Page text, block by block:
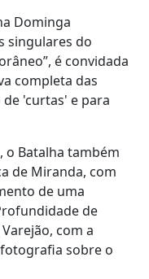
Dominga
singulares do
é convidada
completa das
'curtas' e para
Batalha também
de Miranda, com
de uma
de
com a
sobre o